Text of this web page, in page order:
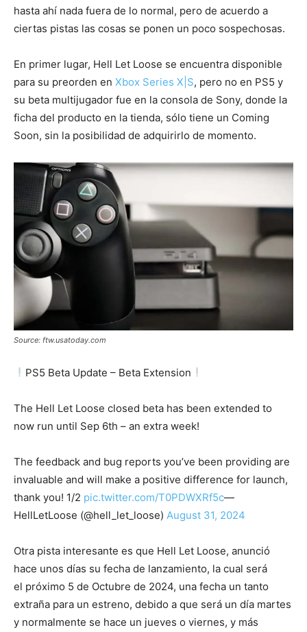
hasta ahí nada fuera de lo normal, pero de acuerdo a
ciertas pistas las cosas se ponen un poco sospechosas.
En primer lugar, Hell Let Loose se encuentra disponible
para su preorden en Xbox Series X|S, pero no en PS5 y
su beta multijugador fue en la consola de Sony, donde la
ficha del producto en la tienda, sólo tiene un Coming
Soon, sin la posibilidad de adquirirlo de momento.
Source: ftw.usatoday.com
PS5 Beta Update – Beta Extension
The Hell Let Loose closed beta has been extended to
now run until Sep 6th – an extra week!
The feedback and bug reports you’ve been providing are
invaluable and will make a positive difference for launch,
thank you! 1/2 pic.twitter.com/T0PDWXRf5c—
HellLetLoose (@hell_let_loose) August 31, 2024
Otra pista interesante es que Hell Let Loose, anunció
hace unos días su fecha de lanzamiento, la cual será
el próximo 5 de Octubre de 2024, una fecha un tanto
extraña para un estreno, debido a que será un día martes
y normalmente se hace un jueves o viernes, y más